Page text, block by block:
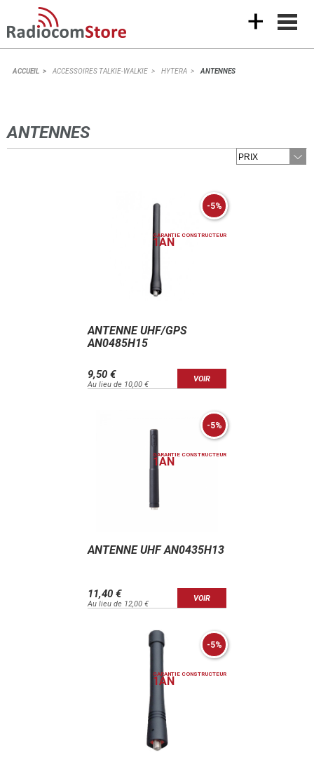
+
ACCUEIL ACCESSOIRES TALKIE-WALKIE HYTERA ANTENNES
ANTENNES
-5%
GARANTIE CONSTRUCTEUR
1AN
ANTENNE UHF/GPS
AN0485H15
9,50 €
Au lieu de 10,00 €
VOIR
-5%
GARANTIE CONSTRUCTEUR
1AN
ANTENNE UHF AN0435H13
11,40 €
Au lieu de 12,00 €
VOIR
-5%
GARANTIE CONSTRUCTEUR
1AN